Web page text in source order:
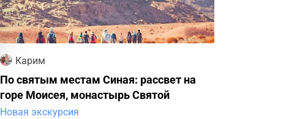
Карим
По святым местам Синая: рассвет на
горе Моисея, монастырь Святой
Екатерины
Новая экскурсия